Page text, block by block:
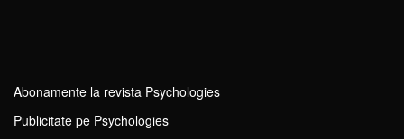
Abonamente la revista Psychologies
Publicitate pe Psychologies